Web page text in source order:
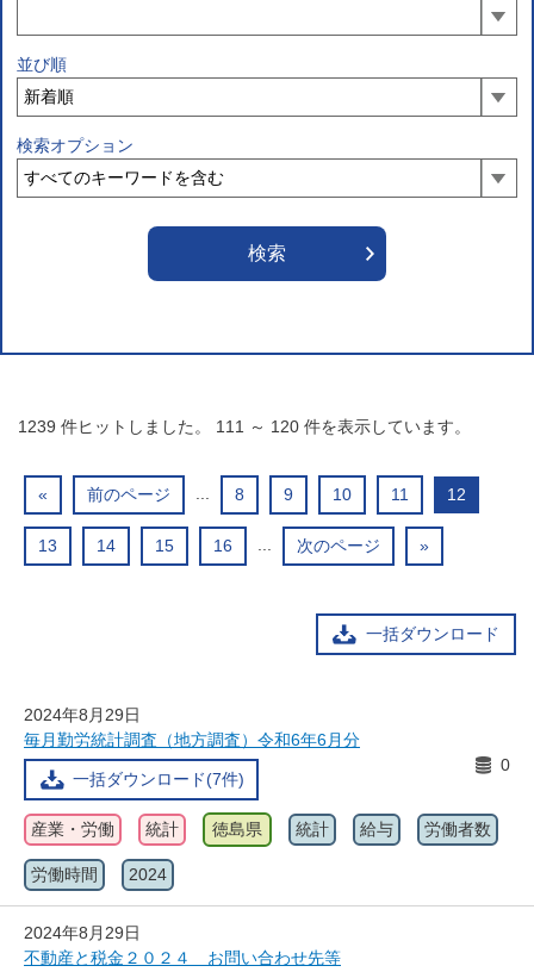
並び順
検索オプション
1239 件ヒットしました。 111 ～ 120 件を表示しています。
« 前のページ ... 8 9 10 11 12
13 14 15 16 ... 次のページ »
一括ダウンロード
2024年8月29日
毎月勤労統計調査（地方調査）令和6年6月分
一括ダウンロード(7件)
0
産業・労働 統計 徳島県 統計 給与 労働者数
労働時間 2024
2024年8月29日
不動産と税金２０２４ お問い合わせ先等